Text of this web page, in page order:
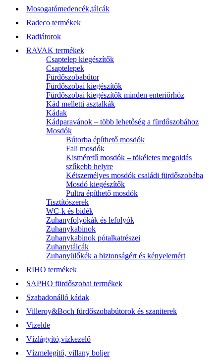
Mosogatómedencék,tálcák
Radeco termékek
Radiátorok
RAVAK termékek
Csaptelep kiegészítők
Csaptelepek
Fürdőszobabútor
Fürdőszobai kiegészítők
Fürdőszobai kiegészítők minden enteriőrhöz
Kád melletti asztalkák
Kádak
Kádparavánok – több lehetőség a fürdőszobához
Mosdók
Bútorba építhető mosdók
Fali mosdók
Kisméretű mosdók – tökéletes megoldás
szűkebb helyre
Kétszemélyes mosdók családi fürdőszobába
Mosdó kiegészítők
Pultra építhető mosdók
Tisztítószerek
WC-k és bidék
Zuhanyfolyókák és lefolyók
Zuhanykabinok
Zuhanykabinok pótalkatrészei
Zuhanytálcák
Zuhanyülőkék a biztonságért és kényelemért
RIHO termékek
SAPHO fürdőszobai termékek
Szabadonálló kádak
Villeroy&Boch fürdőszobabútorok és szaniterek
Vizelde
Vízlágyító,vízkezelő
Vízmelegítő, villany boljer